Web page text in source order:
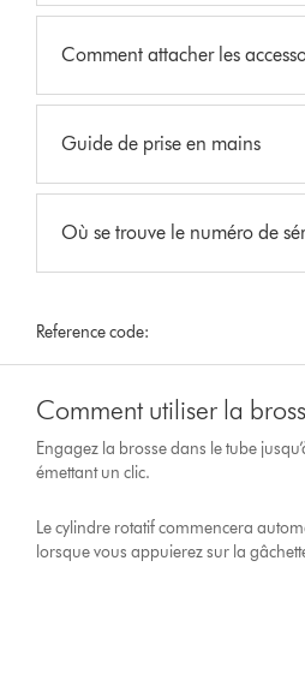
Comment attacher les
Guide de prise en mains
Où se trouve le numéro de
Reference code:
Comment utiliser la
Engagez la brosse dans le tube
émettant un clic.
Le cylindre rotatif commencera
lorsque vous appuierez sur la